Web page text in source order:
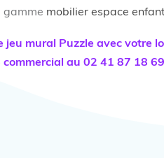
gamme mobilier espace
jeu mural Puzzle avec votre
au 02 41 87 18